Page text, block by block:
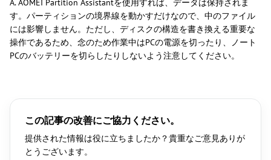
A. AOMEI Partition Assistantを使用すれば、データは保持されま
す。パーティションの境界線を動かすだけなので、中のファイル
には影響しません。ただし、ディスクの構造を書き換える重要な
操作であるため、念のため作業中はPCの電源を切ったり、ノート
PCのバッテリーを切らしたりしないよう注意してください。
この記事の改善にご協力ください。
提供された情報は役に立ちましたか？貴重なご意見ありが
とうございます。